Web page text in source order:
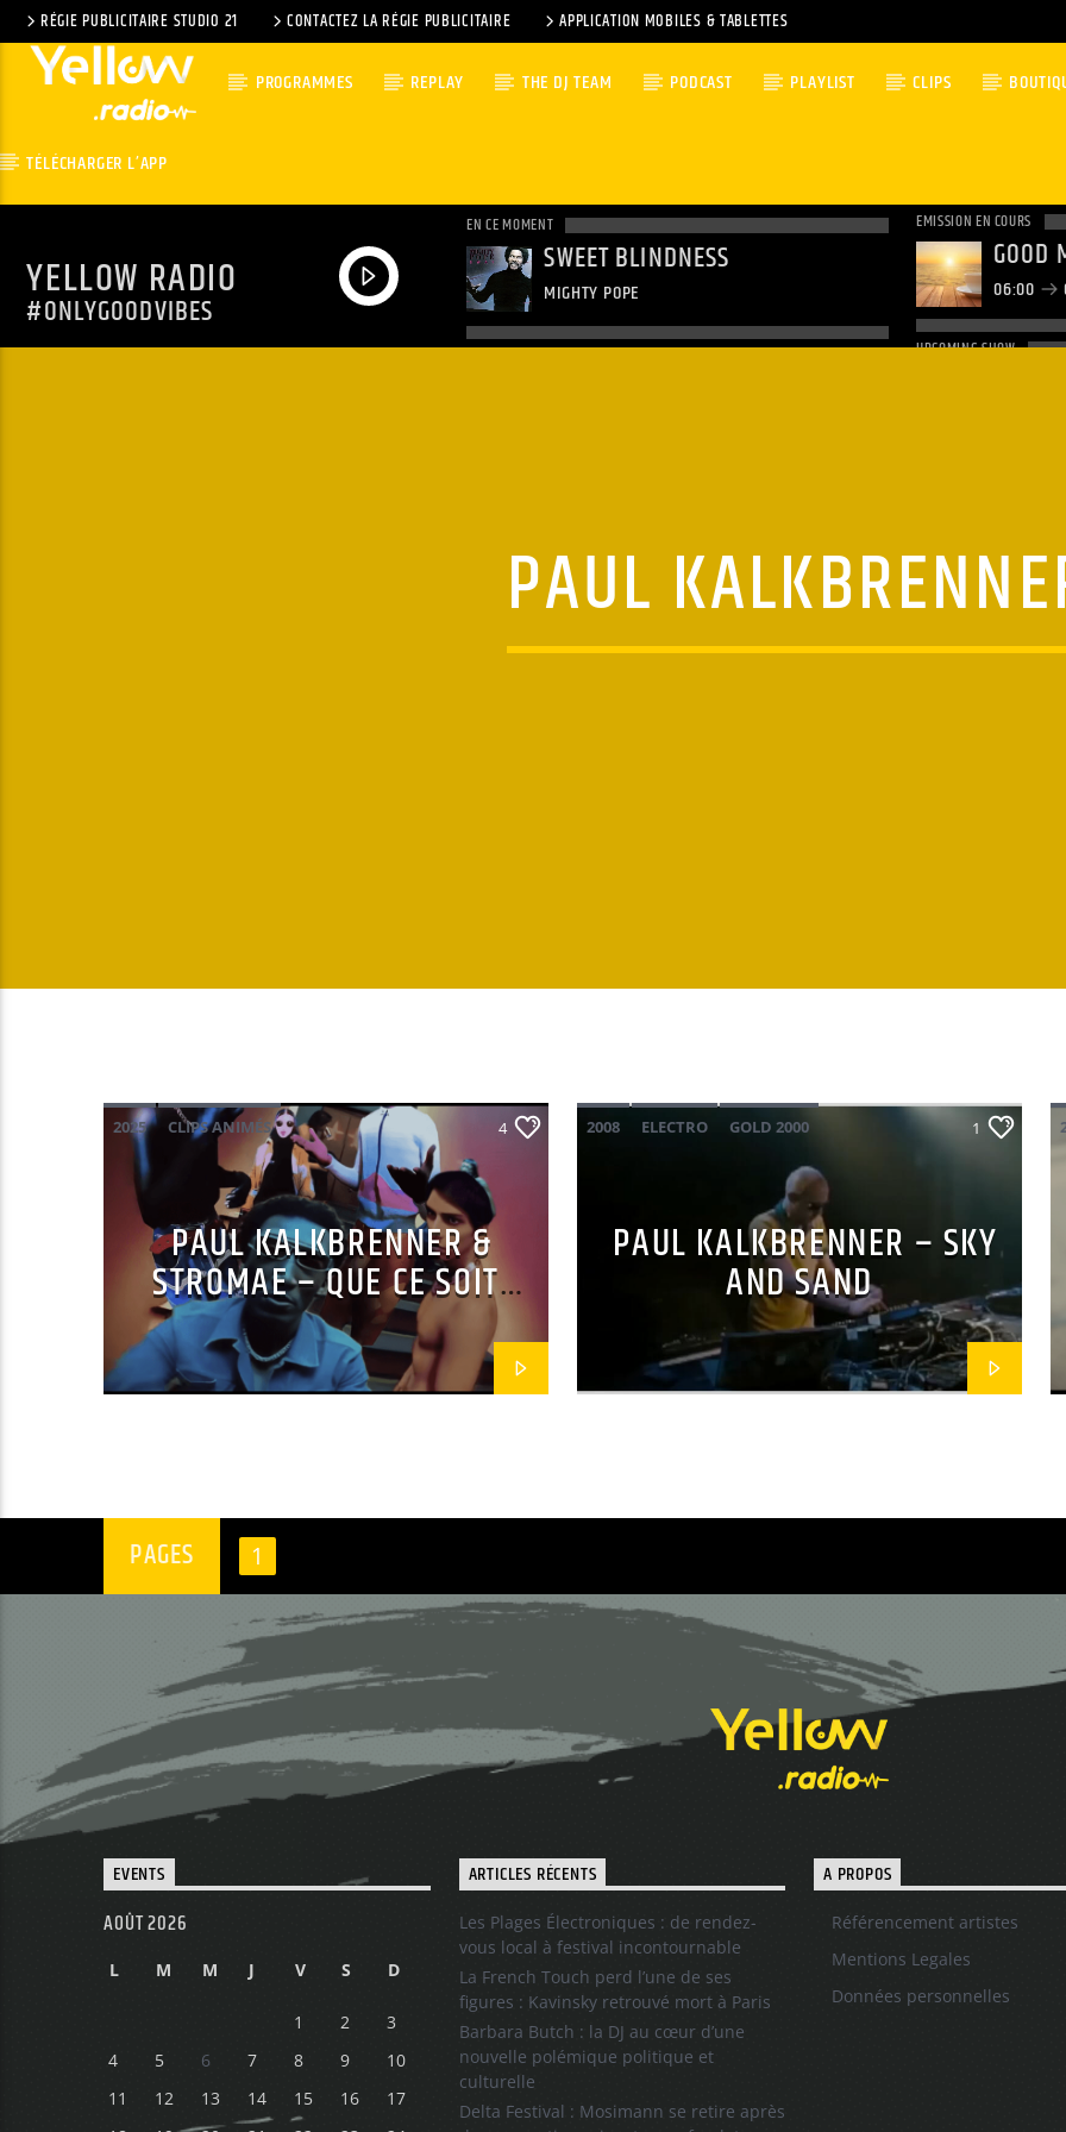
RÉGIE PUBLICITAIRE STUDIO 21 CONTACTEZ LA RÉGIE PUBLICITAIRE APPLICATION MOBILES & TABLETTES
PROGRAMMES REPLAY THE DJ TEAM PODCAST PLAYLIST CLIPS
TÉLÉCHARGER L’APP
YELLOW RADIO
#ONLYGOODVIBES
EN CE MOMENT
SWEET BLINDNESS
MIGHTY POPE
EMISSION EN COURS
GOOD
06:00
UPCOMING SHOW
PAUL
2025
CLIPS ANIMÉS
MAINSQUARE FESTIVAL 2026
PAUL KALKBRENNER
POP ELECTRO
STROMAE
4
PAUL KALKBRENNER &
STROMAE – QUE CE SOIT
CLAIR
2008 ELECTRO
GOLD 2000
MAINSQUARE FESTIVAL 2026
1
PAUL KALKBRENNER – SKY
AND SAND
PAGES 1
EVENTS
AOÛT 2026
L M M J V S D
1 2
3
4
5 6 7 8 9
10
11
12 13 14 15 16
17
ARTICLES RÉCENTS
Les Plages Électroniques : de rendez-
vous local à festival incontournable
La French Touch perd l’une de ses
figures : Kavinsky retrouvé mort à Paris
Barbara Butch : la DJ au cœur d’une
nouvelle polémique politique et
culturelle
Delta Festival : Mosimann se retire après
A PROPOS
Référencement artistes
Mentions Legales
Données personnelles